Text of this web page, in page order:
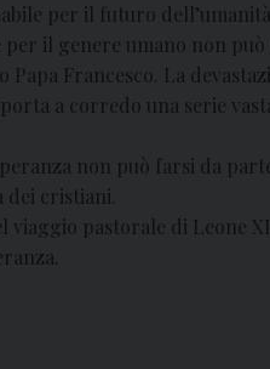
per il futuro
per il genere umano non
Francesco. La
a corredo una serie
non può farsi da
dei cristiani.
pastorale di Leone